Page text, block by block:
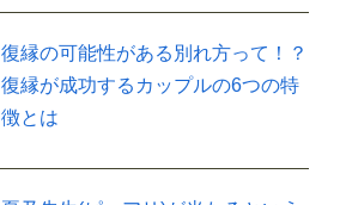
復縁の可能性がある別れ方って！？
復縁が成功するカップルの6つの特
徴とは